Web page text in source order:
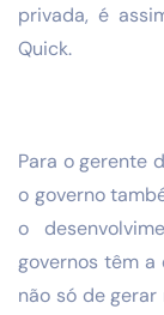
privada, é
Quick.
Para o gerente
o governo
o
governos têm a
não só de